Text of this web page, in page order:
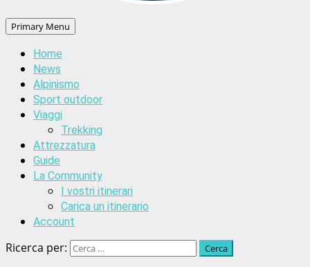
Primary Menu
Home
News
Alpinismo
Sport outdoor
Viaggi
Trekking
Attrezzatura
Guide
La Community
I vostri itinerari
Carica un itinerario
Account
Ricerca per: